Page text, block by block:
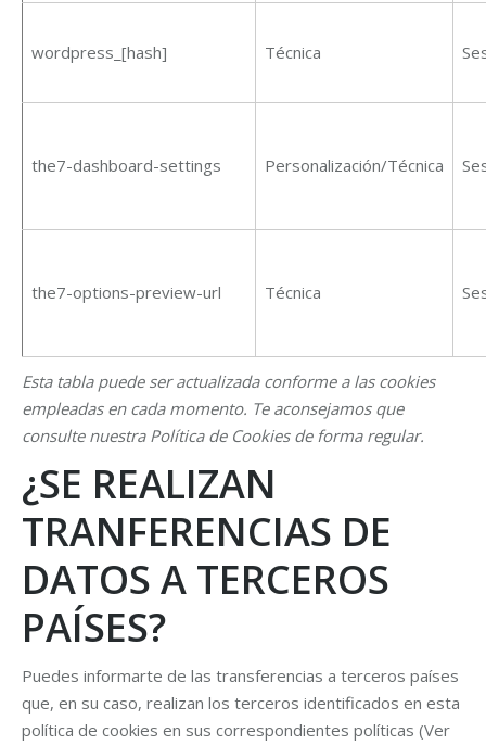
wordpress_[hash] Técnica
the7-dashboard-settings Personalización/Técnica
the7-options-preview-url Técnica
Esta tabla puede ser actualizada conforme a las cookies
empleadas en cada momento. Te aconsejamos que
consulte nuestra Política de Cookies de forma regular.
¿SE REALIZAN
TRANFERENCIAS DE
DATOS A TERCEROS
PAÍSES?
Puedes informarte de las transferencias a terceros países
que, en su caso, realizan los terceros identificados en esta
política de cookies en sus correspondientes políticas (Ver